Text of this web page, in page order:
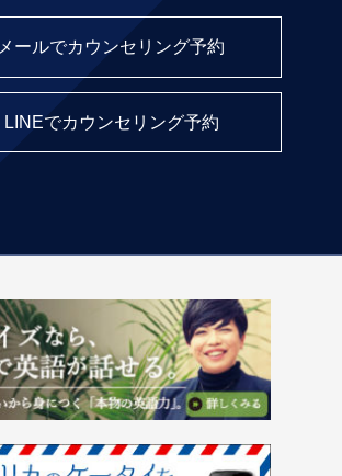
メールでカウンセリング予約
LINEでカウンセリング予約